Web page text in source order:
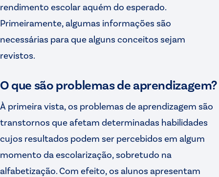
rendimento escolar aquém do esperado.
Primeiramente, algumas informações são
necessárias para que alguns conceitos sejam
revistos.
O que são problemas de aprendizagem?
À primeira vista, os problemas de aprendizagem são
transtornos que afetam determinadas habilidades
cujos resultados podem ser percebidos em algum
momento da escolarização, sobretudo na
alfabetização. Com efeito, os alunos apresentam